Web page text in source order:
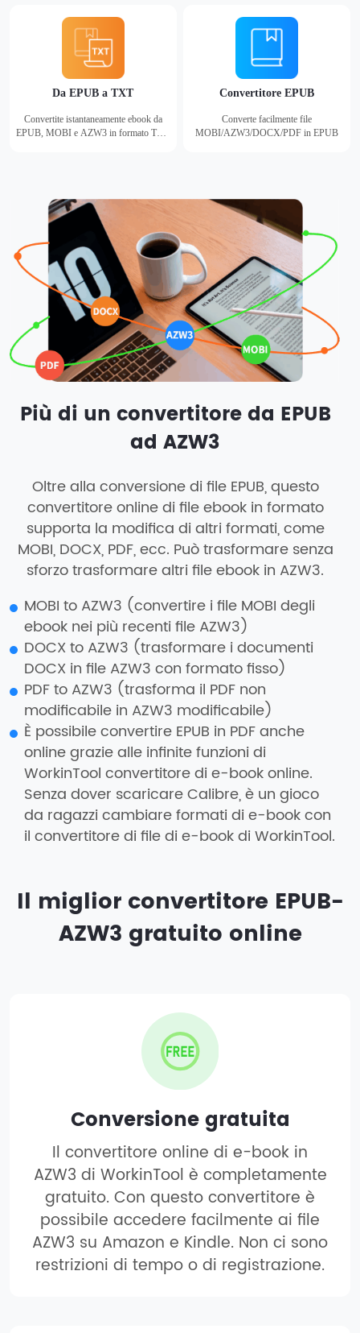
Da EPUB a TXT
Convertite istantaneamente ebook da
EPUB, MOBI e AZW3 in formato TXT
Convertitore EPUB
Converte facilmente file
MOBI/AZW3/DOCX/PDF in EPUB
Più di un convertitore da EPUB
ad AZW3
Oltre alla conversione di file EPUB, questo
convertitore online di file ebook in formato
supporta la modifica di altri formati, come
MOBI, DOCX, PDF, ecc. Può trasformare senza
sforzo trasformare altri file ebook in AZW3.
MOBI to AZW3 (convertire i file MOBI degli
ebook nei più recenti file AZW3)
DOCX to AZW3 (trasformare i documenti
DOCX in file AZW3 con formato fisso)
PDF to AZW3 (trasforma il PDF non
modificabile in AZW3 modificabile)
È possibile convertire EPUB in PDF anche
online grazie alle infinite funzioni di
WorkinTool convertitore di e-book online.
Senza dover scaricare Calibre, è un gioco
da ragazzi cambiare formati di e-book con
il convertitore di file di e-book di WorkinTool.
Il miglior convertitore EPUB-
AZW3 gratuito online
Conversione gratuita
Il convertitore online di e-book in
AZW3 di WorkinTool è completamente
gratuito. Con questo convertitore è
possibile accedere facilmente ai file
AZW3 su Amazon e Kindle. Non ci sono
restrizioni di tempo o di registrazione.